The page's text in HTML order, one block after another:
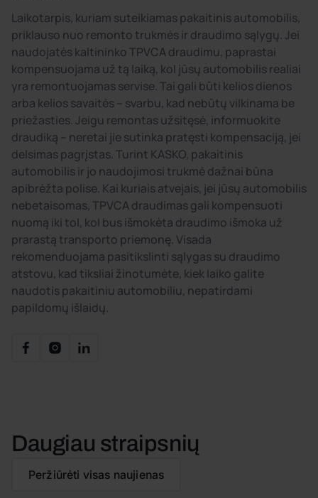
Laikotarpis, kuriam suteikiamas pakaitinis automobilis,
priklauso nuo remonto trukmės ir draudimo sąlygų. Jei
naudojatės kaltininko TPVCA draudimu, paprastai
kompensuojama už tą laiką, kol jūsų automobilis realiai
yra remontuojamas servise. Tai gali būti kelios dienos
arba kelios savaitės – svarbu, kad nebūtų vilkinama be
priežasties. Jeigu remontas užsitęsė, informuokite
draudiką – neretai jie sutinka pratęsti kompensaciją, jei
delsimas pagrįstas. Turint KASKO, pakaitinis
automobilis ir jo naudojimosi trukmė dažnai būna
apibrėžta polise. Kai kuriais atvejais, jei jūsų automobilis
nebetaisomas, TPVCA draudimas gali kompensuoti
nuomą iki tol, kol bus išmokėta draudimo išmoka už
prarastą transporto priemonę. Visada
rekomenduojama pasitikslinti sąlygas su draudimo
atstovu, kad tiksliai žinotumėte, kiek laiko galite
naudotis pakaitiniu automobiliu, nepatirdami
papildomų išlaidų.
Daugiau straipsnių
Peržiūrėti visas naujienas